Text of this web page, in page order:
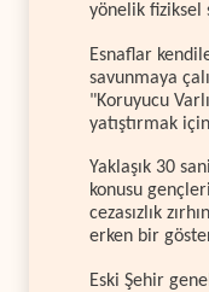
yönelik fiziksel
Esnaflar
savunmaya
"Koruyucu
yatıştırmak
Yaklaşık 30
konusu
cezasızlık
erken bir
Eski Şehir